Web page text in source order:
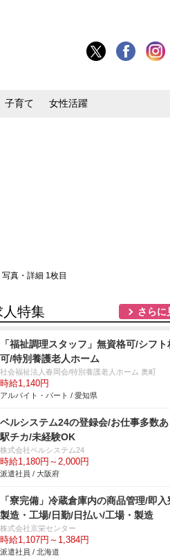
子育て 女性活躍
写真・詳細 1枚目
人特集 さらに
「福祉調理スタッフ」無資格可/シフト
可/特別養護老人ホーム
社会福祉法人春岡会/特別養護老人ホーム 奥町
時給1,140円
アルバイト・パート / 愛知県
ベルシステム24の登録会/お仕事多数
駅チカ/未経験OK
株式会社ベルシステム24
時給1,180円～2,000円
派遣社員 / 大阪府
「寮完備」冷蔵倉庫内の商品管理/即入
製造・工場/日勤/日払い/工場・製造
株式会社京栄センター
時給1,107円～1,384円
派遣社員 / 北海道